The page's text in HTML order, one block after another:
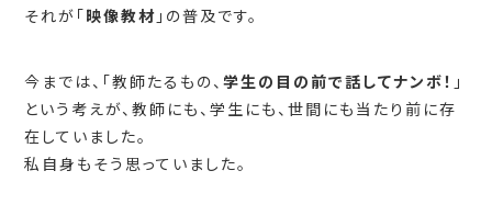
それが「映像教材 」の普及です。
今までは、「教師たるもの、学生の目の前で話してナンボ！ 」
という考えが、教師にも、学生にも、世間にも当たり前に存
在していました。
私自身もそう思っていました。